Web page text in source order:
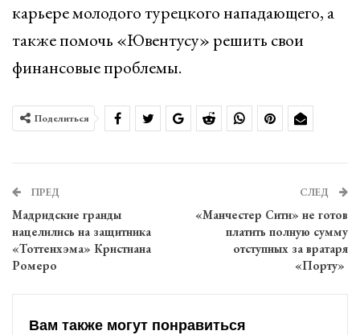
карьере молодого турецкого нападающего, а
также помочь «Ювентусу» решить свои
финансовые проблемы.
Поделиться
ПРЕД
Мадридские гранды
нацелились на защитника
«Тоттенхэма» Кристиана
Ромеро
СЛЕД
«Манчестер Сити» не готов
платить полную сумму
отступных за вратаря
«Порту»
Вам также могут понравиться